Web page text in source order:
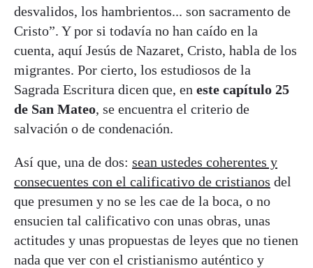
desvalidos, los hambrientos... son sacramento de
Cristo”. Y por si todavía no han caído en la
cuenta, aquí Jesús de Nazaret, Cristo, habla de los
migrantes. Por cierto, los estudiosos de la
Sagrada Escritura dicen que, en este capítulo 25
de San Mateo, se encuentra el criterio de
salvación o de condenación.
Así que, una de dos: sean ustedes coherentes y
consecuentes con el calificativo de cristianos del
que presumen y no se les cae de la boca, o no
ensucien tal calificativo con unas obras, unas
actitudes y unas propuestas de leyes que no tienen
nada que ver con el cristianismo auténtico y